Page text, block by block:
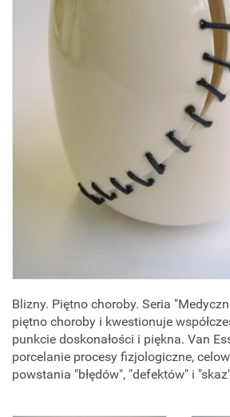
Blizny. Piętno choroby. Seria
piętno choroby i kwestionuje
punkcie doskonałości i piękna. Van
porcelanie procesy fizjologiczne,
powstania "błędów", "defektów" i